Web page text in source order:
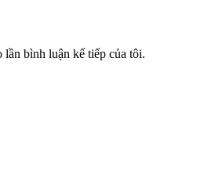
bình luận kế tiếp của tôi.